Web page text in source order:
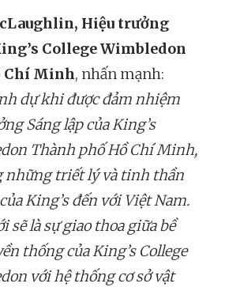
Hiệu trưởng
College Wimbledon
Chí Minh, nhấn mạnh:
dự khi được đảm nhiệm
Sáng lập của King’s
Thành phố Hồ Chí Minh,
những triết lý và tinh thần
King’s đến với Việt Nam.
sẽ là sự giao thoa giữa bề
thống của King’s College
với hệ thống cơ sở vật